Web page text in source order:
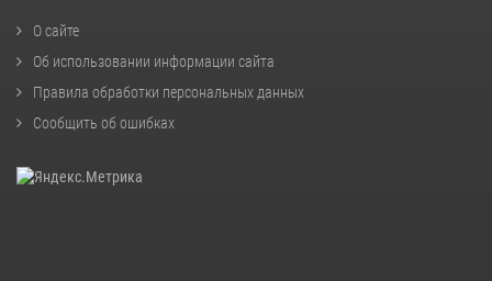
О сайте
Об использовании информации сайта
Правила обработки персональных данных
Сообщить об ошибках